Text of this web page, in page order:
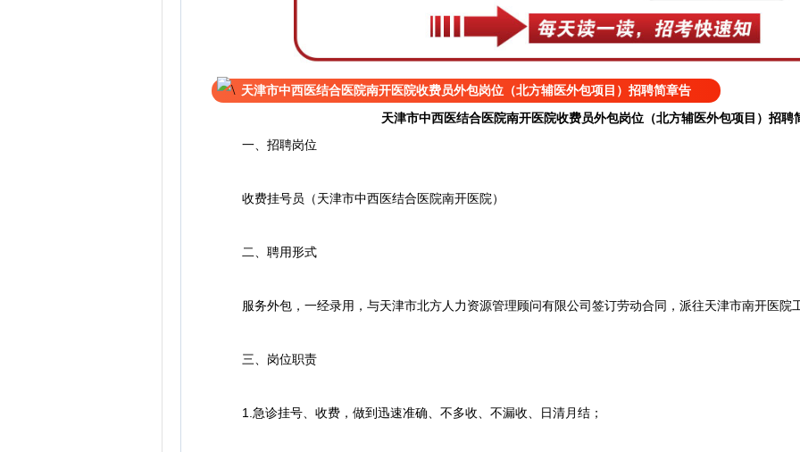
天津市中西医结合医院南开医院收费员外包岗位（北方辅医外包项目）招聘简章告
天津市中西医结合医院南开医院收费员外包岗位（北方辅医外包项目）招聘
一、招聘岗位
收费挂号员（天津市中西医结合医院南开医院）
二、聘用形式
服务外包，一经录用，与天津市北方人力资源管理顾问有限公司签订劳动合同，派往天津市南开医院
三、岗位职责
1.急诊挂号、收费，做到迅速准确、不多收、不漏收、日清月结；